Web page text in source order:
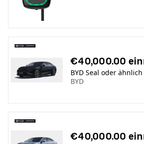
€40,000.00
BYD Seal oder ähnlich
BYD
€40,000.00